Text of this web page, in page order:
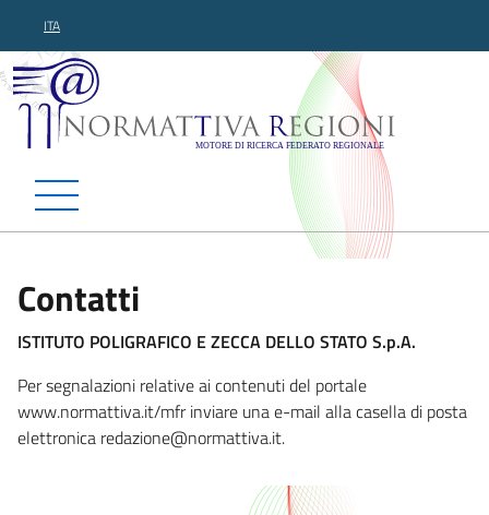
ITA
Normattiva Regioni -
Contatti
ISTITUTO POLIGRAFICO E ZECCA DELLO STATO S.p.A.
Per segnalazioni relative ai contenuti del portale
www.normattiva.it/mfr inviare una e-mail alla casella di posta
elettronica redazione@normattiva.it.